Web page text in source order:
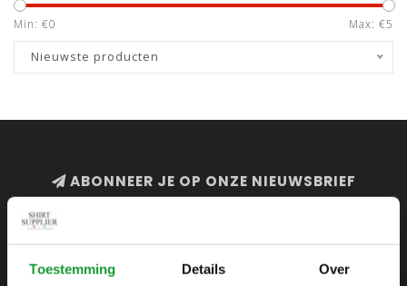
Toestemming Details Over
Min: €0 Max: €5
Nieuwste producten
ABONNEER JE OP ONZE NIEUWSBRIEF